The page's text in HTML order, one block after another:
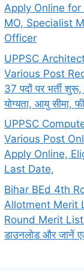
Apply Online
MO, Specialist
Officer
UPPSC
Various Post
37 पदों पर भर्ती
योग्यता, आयु सीमा,
UPPSC
Various Post
Apply Online,
Last Date,
Bihar BEd 4th
Allotment Merit
Round Merit List
डाउनलोड और जानें